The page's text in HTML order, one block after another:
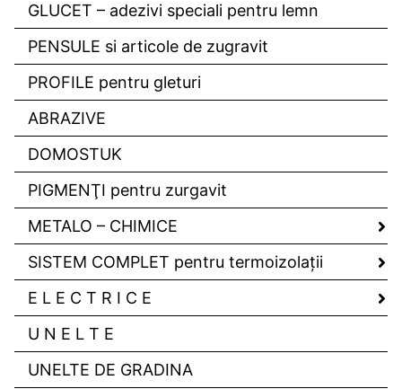
GLUCET – adezivi speciali pentru lemn
PENSULE si articole de zugravit
PROFILE pentru gleturi
ABRAZIVE
DOMOSTUK
PIGMENŢI pentru zurgavit
METALO – CHIMICE
SISTEM COMPLET pentru termoizolaţii
E L E C T R I C E
U N E L T E
UNELTE DE GRADINA